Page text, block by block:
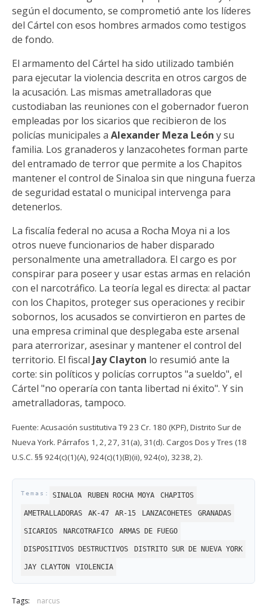
según el documento, se comprometió ante los líderes
del Cártel con esos hombres armados como testigos
de fondo.
El armamento del Cártel ha sido utilizado también
para ejecutar la violencia descrita en otros cargos de
la acusación. Las mismas ametralladoras que
custodiaban las reuniones con el gobernador fueron
empleadas por los sicarios que recibieron de los
policías municipales a Alexander Meza León y su
familia. Los granaderos y lanzacohetes forman parte
del entramado de terror que permite a los Chapitos
mantener el control de Sinaloa sin que ninguna fuerza
de seguridad estatal o municipal intervenga para
detenerlos.
La fiscalía federal no acusa a Rocha Moya ni a los
otros nueve funcionarios de haber disparado
personalmente una ametralladora. El cargo es por
conspirar para poseer y usar estas armas en relación
con el narcotráfico. La teoría legal es directa: al pactar
con los Chapitos, proteger sus operaciones y recibir
sobornos, los acusados se convirtieron en partes de
una empresa criminal que desplegaba este arsenal
para aterrorizar, asesinar y mantener el control del
territorio. El fiscal Jay Clayton lo resumió ante la
corte: sin políticos y policías corruptos "a sueldo", el
Cártel "no operaría con tanta libertad ni éxito". Y sin
ametralladoras, tampoco.
Fuente: Acusación sustitutiva T9 23 Cr. 180 (KPF), Distrito Sur de
Nueva York. Párrafos 1, 2, 27, 31(a), 31(d). Cargos Dos y Tres (18
U.S.C. §§ 924(c)(1)(A), 924(c)(1)(B)(ii), 924(o), 3238, 2).
SINALOA RUBEN ROCHA MOYA CHAPITOS
AMETRALLADORAS AK-47 AR-15 LANZACOHETES GRANADAS
SICARIOS NARCOTRAFICO ARMAS DE FUEGO
DISPOSITIVOS DESTRUCTIVOS DISTRITO SUR DE NUEVA YORK
JAY CLAYTON VIOLENCIA
Tags: narcus